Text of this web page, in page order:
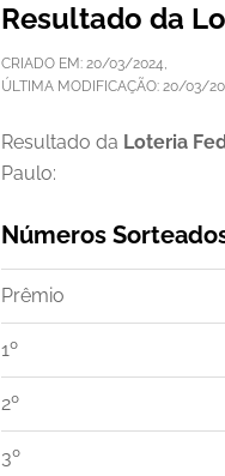
Resultado da
CRIADO EM: 20/03/2024,
ÚLTIMA MODIFICAÇÃO: 20/03/
Resultado da Loteria
Paulo:
Números
Prêmio
1º
2º
3º